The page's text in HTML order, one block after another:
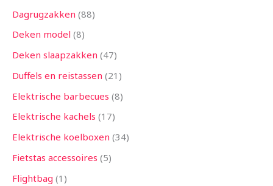
Dagrugzakken 88
Deken model 8
Deken slaapzakken 47
Duffels en reistassen 21
Elektrische barbecues 8
Elektrische kachels 17
Elektrische koelboxen 34
Fietstas accessoires 5
Flightbag 1